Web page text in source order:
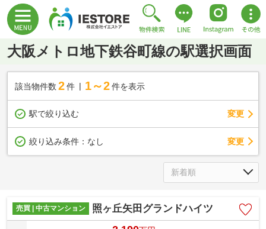
大阪メトロ地下鉄谷町線の駅選択画面
該当物件数 2件 1～2 件を表示
駅で絞り込む 変更
絞り込み条件： なし 変更
売買 | 中古マンション 照ヶ丘矢田グランドハイツ